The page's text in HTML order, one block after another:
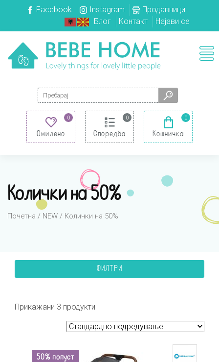
Facebook Instagram
Продавници
Блог
Контакт Најави се
Search for:
0
Омилено
0
Споредба
0
Кошничка
Колички на 50%
Почетна / NEW / Колички на 50%
ФИЛТРИ
Прикажани 3 продукти
50% попуст